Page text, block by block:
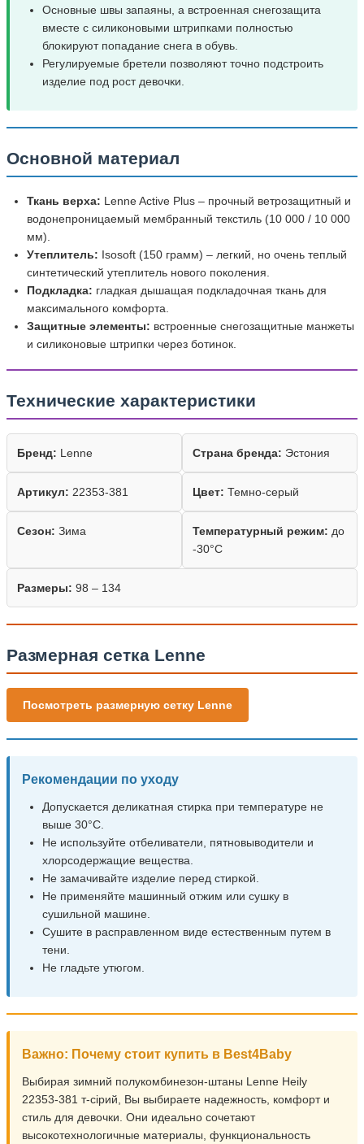
Основные швы запаяны, а встроенная снегозащита
вместе с силиконовыми штрипками полностью
блокируют попадание снега в обувь.
Регулируемые бретели позволяют точно подстроить
изделие под рост девочки.
Основной материал
Ткань верха: Lenne Active Plus – прочный ветрозащитный и
водонепроницаемый мембранный текстиль (10 000 / 10 000
мм).
Утеплитель: Isosoft (150 грамм) – легкий, но очень теплый
синтетический утеплитель нового поколения.
Подкладка: гладкая дышащая подкладочная ткань для
максимального комфорта.
Защитные элементы: встроенные снегозащитные манжеты
и силиконовые штрипки через ботинок.
Технические характеристики
Бренд: Lenne Страна бренда: Эстония
Артикул: 22353-381 Цвет: Темно-серый
Сезон: Зима Температурный режим: до
-30°C
Размеры: 98 – 134
Размерная сетка Lenne
Посмотреть размерную сетку Lenne
Рекомендации по уходу
Допускается деликатная стирка при температуре не
выше 30°C.
Не используйте отбеливатели, пятновыводители и
хлорсодержащие вещества.
Не замачивайте изделие перед стиркой.
Не применяйте машинный отжим или сушку в
сушильной машине.
Сушите в расправленном виде естественным путем в
тени.
Не гладьте утюгом.
Важно: Почему стоит купить в Best4Baby
Выбирая зимний полукомбинезон-штаны Lenne Heily
22353-381 т-сірий, Вы выбираете надежность, комфорт и
стиль для девочки. Они идеально сочетают
высокотехнологичные материалы, функциональность